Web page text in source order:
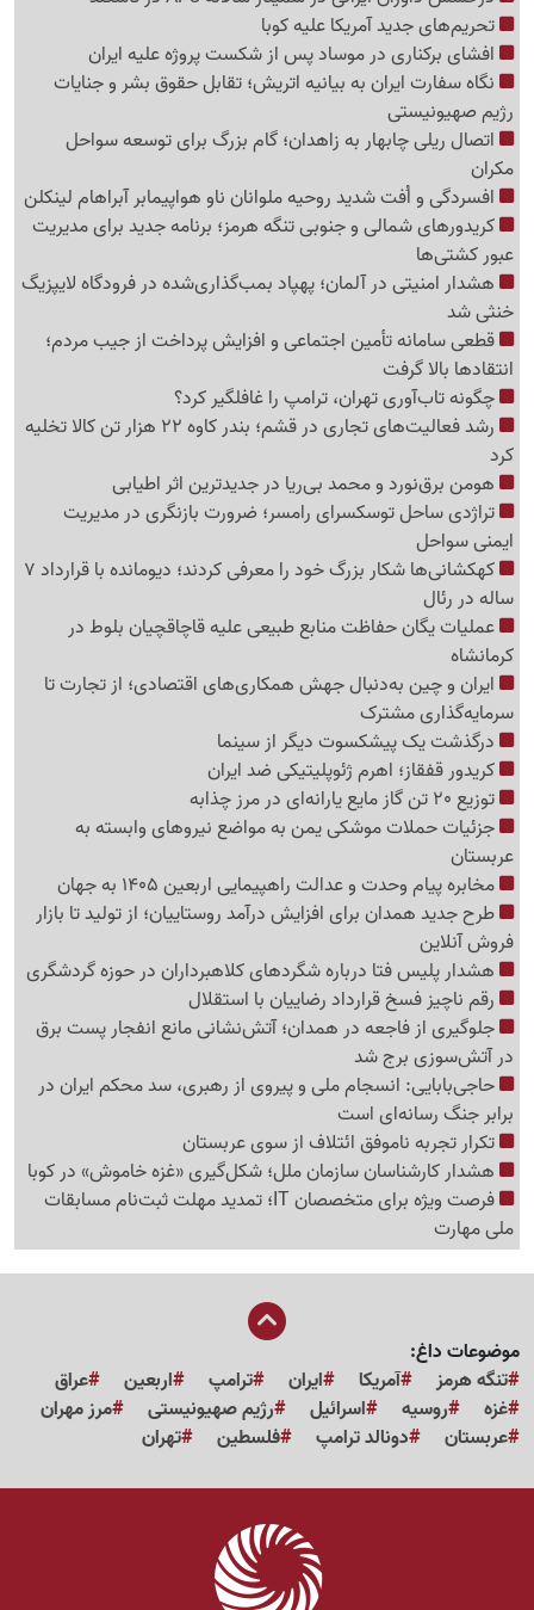
تحریم‌های جدید آمریکا علیه کوبا
افشای برکناری در موساد پس از شکست پروژه علیه ایران
نگاه سفارت ایران به بیانیه اتریش؛ تقابل حقوق بشر و جنایات
رژیم صهیونیستی
اتصال ریلی چابهار به زاهدان؛ گام بزرگ برای توسعه سواحل
مکران
افسردگی و اُفت شدید روحیه ملوانان ناو هواپیمابر آبراهام لینکلن
کریدورهای شمالی و جنوبی تنگه هرمز؛ برنامه جدید برای مدیریت
عبور کشتی‌ها
هشدار امنیتی در آلمان؛ پهپاد بمب‌گذاری‌شده در فرودگاه لایپزیگ
خنثی شد
قطعی سامانه تأمین اجتماعی و افزایش پرداخت از جیب مردم؛
انتقادها بالا گرفت
چگونه تاب‌آوری تهران، ترامپ را غافلگیر کرد؟
رشد فعالیت‌های تجاری در قشم؛ بندر کاوه 22 هزار تن کالا تخلیه
کرد
هومن برق‌نورد و محمد بی‌ریا در جدیدترین اثر اطیابی
تراژدی ساحل توسکسرای رامسر؛ ضرورت بازنگری در مدیریت
ایمنی سواحل
کهکشانی‌ها شکار بزرگ خود را معرفی کردند؛ دیومانده با قرارداد 7
ساله در رئال
عملیات یگان حفاظت منابع طبیعی علیه قاچاقچیان بلوط در
کرمانشاه
ایران و چین به‌دنبال جهش همکاری‌های اقتصادی؛ از تجارت تا
سرمایه‌گذاری مشترک
درگذشت یک پیشکسوت دیگر از سینما
کریدور قفقاز؛ اهرم ژئوپلیتیکی ضد ایران
توزیع 20 تن گاز مایع یارانه‌ای در مرز چذابه
جزئیات حملات موشکی یمن به مواضع نیروهای وابسته به
عربستان
مخابره پیام وحدت و عدالت راهپیمایی اربعین 1405 به جهان
طرح جدید همدان برای افزایش درآمد روستاییان؛ از تولید تا بازار
فروش آنلاین
هشدار پلیس فتا درباره شگردهای کلاهبرداران در حوزه گردشگری
رقم ناچیز فسخ قرارداد رضاییان با استقلال
جلوگیری از فاجعه در همدان؛ آتش‌نشانی مانع انفجار پست برق
در آتش‌سوزی برج شد
حاجی‌بابایی: انسجام ملی و پیروی از رهبری، سد محکم ایران در
برابر جنگ رسانه‌ای است
تکرار تجربه ناموفق ائتلاف از سوی عربستان
هشدار کارشناسان سازمان ملل؛ شکل‌گیری «غزه‌ خاموش» در کوبا
فرصت ویژه برای متخصصان IT؛ تمدید مهلت ثبت‌نام مسابقات
ملی مهارت
موضوعات داغ:
تنگه هرمز
آمریکا ایران ترامپ اربعین
عراق
غزه
روسیه اسرائیل رژیم صهیونیستی
مرز مهران
عربستان
دونالد ترامپ فلسطین تهران